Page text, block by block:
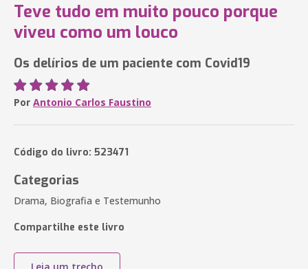
Teve tudo em muito pouco porque
viveu como um louco
Os delírios de um paciente com Covid19
Por Antonio Carlos Faustino
Código do livro: 523471
Categorias
Drama, Biografia e Testemunho
Compartilhe este livro